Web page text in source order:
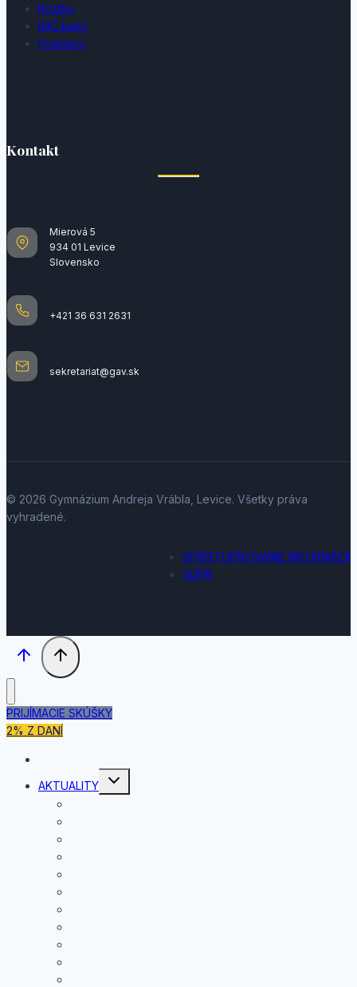
Krúžky
ISIC karty
Preklepy
Kontakt
Mierová 5
934 01 Levice
Slovensko
+421 36 631 2631
sekretariat@gav.sk
© 2026 Gymnázium Andreja Vrábla, Levice. Všetky práva
vyhradené.
SPRÍSTUPŇOVANIE INFORMÁCII
GDPR
PRIJÍMACIE SKÚŠKY
2% Z DANÍ
AKTUALITY
Toggle